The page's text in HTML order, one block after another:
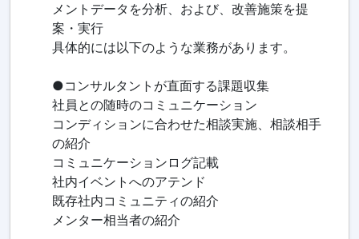
メントデータを分析、および、改善施策を提
案・実行
具体的には以下のような業務があります。
●コンサルタントが直面する課題収集
社員との随時のコミュニケーション
コンディションに合わせた相談実施、相談相手
の紹介
コミュニケーションログ記載
社内イベントへのアテンド
既存社内コミュニティの紹介
メンター相当者の紹介